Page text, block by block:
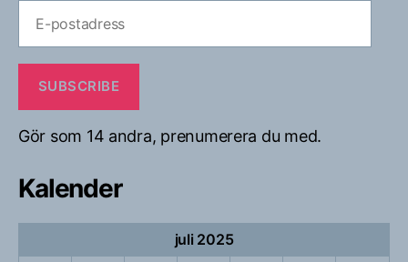
postadress
SUBSCRIBE
Gör som 14 andra, prenumerera du med.
Kalender
juli 2025